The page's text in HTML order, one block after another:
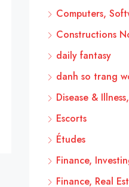
Computers,
Constructions
daily fantasy
danh so trang
Disease &
Escorts
Études
Finance,
Finance, Real